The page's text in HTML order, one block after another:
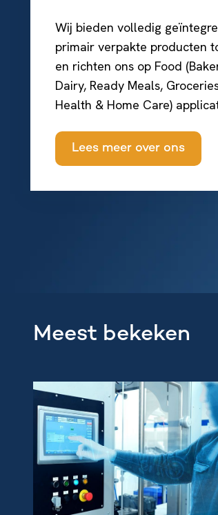
Wij bieden volledig
primair verpakte producten
en richten ons op Food
Dairy, Ready Meals,
Health & Home Care)
Lees meer over ons
Meest bekeken